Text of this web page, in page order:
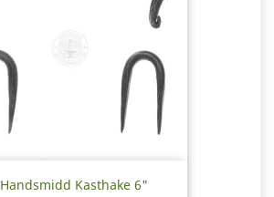
Handsmidd Kasthake 6"